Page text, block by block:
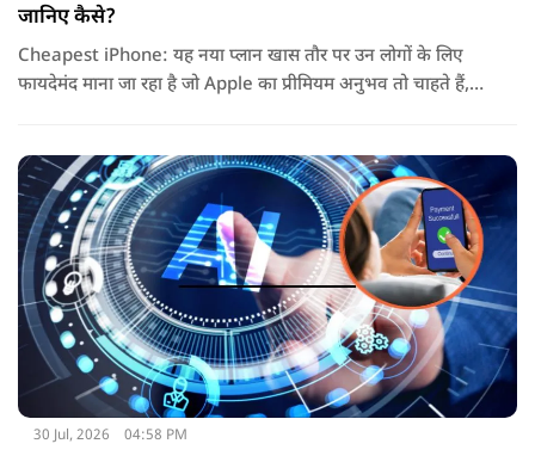
जानिए कैसे?
Cheapest iPhone: यह नया प्लान खास तौर पर उन लोगों के लिए
फायदेमंद माना जा रहा है जो Apple का प्रीमियम अनुभव तो चाहते हैं,
30 Jul, 2026 04:58 PM